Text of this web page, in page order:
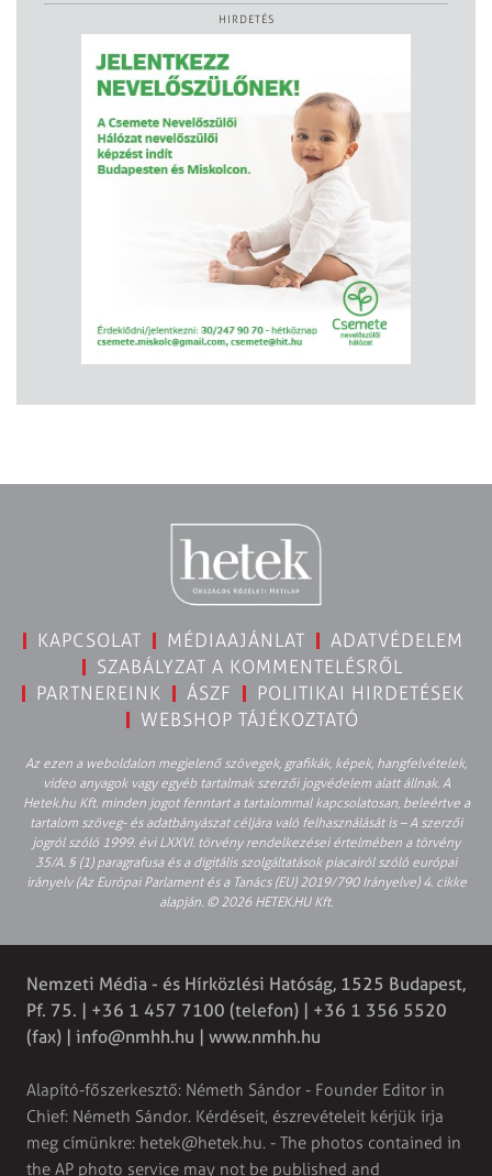
HIRDETÉS
KAPCSOLAT MÉDIAAJÁNLAT
ADATVÉDELEM
SZABÁLYZAT A KOMMENTELÉSRŐL
PARTNEREINK
ÁSZF
POLITIKAI HIRDETÉSEK
WEBSHOP TÁJÉKOZTATÓ
Az ezen a weboldalon megjelenő szövegek, grafikák, képek, hangfelvételek,
video anyagok vagy egyéb tartalmak szerzői jogvédelem alatt állnak. A
Hetek.hu Kft. minden jogot fenntart a tartalommal kapcsolatosan, beleértve a
tartalom szöveg- és adatbányászat céljára való felhasználását is – A szerzői
jogról szóló 1999. évi LXXVI. törvény rendelkezései értelmében a törvény
35/A. § (1) paragrafusa és a digitális szolgáltatások piacairól szóló európai
irányelv (Az Európai Parlament és a Tanács (EU) 2019/790 Irányelve) 4. cikke
alapján. © 2026 HETEK.HU Kft.
Nemzeti Média - és Hírközlési Hatóság, 1525 Budapest,
Pf. 75. | +36 1 457 7100 (telefon) | +36 1 356 5520
(fax) | info@nmhh.hu | www.nmhh.hu
Alapító-főszerkesztő: Németh Sándor - Founder Editor in
Chief: Németh Sándor. Kérdéseit, észrevételeit kérjük írja
meg címünkre: hetek@hetek.hu. - The photos contained in
the AP photo service may not be published and